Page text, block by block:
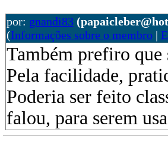
por: gnandi83
(Informações sobre o membro|
Também prefiro
Pela facilidade,
Poderia ser feito
falou, para serem